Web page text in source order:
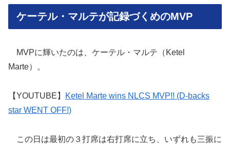
ケーテル・マルテが記録づくめのMVP
MVPに輝いたのは、ケーテル・マルテ（Ketel
Marte）。
【YOUTUBE】
Ketel Marte wins NLCS MVP!! (D-backs
star WENT OFF!)
この日は最初の３打席は右打席に立ち、いずれも三振に